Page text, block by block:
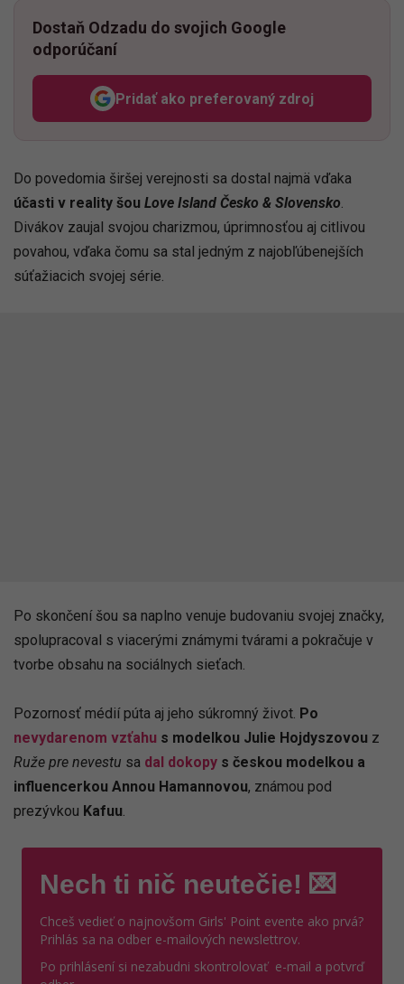
Dostaň Odzadu do svojich Google
odporúčaní
Pridať ako preferovaný zdroj
Odzadu, odkaz sa otvorí v
Do povedomia širšej verejnosti sa dostal najmä vďaka
účasti v reality šou Love Island Česko & Slovensko.
Divákov zaujal svojou charizmou, úprimnosťou aj citlivou
povahou, vďaka čomu sa stal jedným z najobľúbenejších
súťažiacich svojej série.
Po skončení šou sa naplno venuje budovaniu svojej značky,
spolupracoval s viacerými známymi tvárami a pokračuje v
tvorbe obsahu na sociálnych sieťach.
Pozornosť médií púta aj jeho súkromný život. Po
nevydarenom vzťahu s modelkou Julie Hojdyszovou z
Ruže pre nevestu sa dal dokopy s českou modelkou a
influencerkou Annou Hamannovou, známou pod
prezývkou Kafuu.
Nech ti nič neutečie! 💌
Chceš vedieť o najnovšom Girls' Point evente ako prvá?
Prihlás sa na odber e-mailových newslettrov.
Po prihlásení si nezabudni skontrolovať e-mail a potvrď